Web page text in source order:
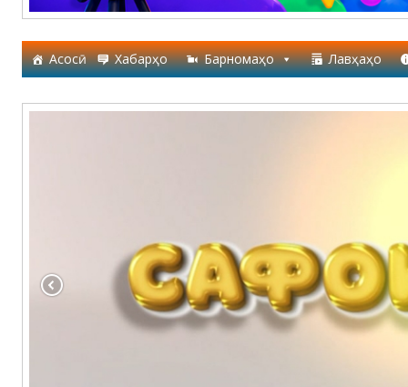
Асосӣ Хабарҳо Барномаҳо Лавҳаҳо